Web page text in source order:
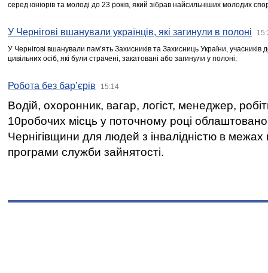
серед юніорів та молоді до 23 років, який зібрав найсильніших молодих
У Чернігові вшанували українців, які загинули в полоні
У Чернігові вшанували пам’ять Захисників та Захисниць України,
цивільних осіб, які були страчені, закатовані або загинули у полоні.
Робота без бар’єрів 15:14
Водій, охоронник, вагар, логіст, менеджер,
10робочих місць у поточному році
Чернігівщини для людей з інвалідністю в межах
програми служби зайнятості.